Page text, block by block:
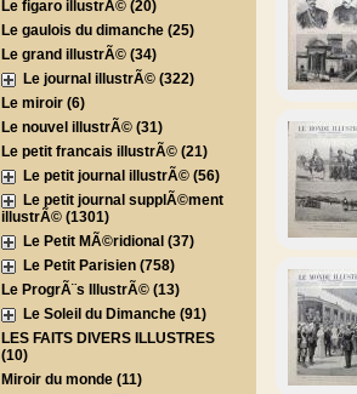
Le figaro illustrÃ© (20)
Le gaulois du dimanche (25)
Le grand illustrÃ© (34)
Le journal illustrÃ© (322)
Le miroir (6)
Le nouvel illustrÃ© (31)
Le petit francais illustrÃ© (21)
Le petit journal illustrÃ© (56)
Le petit journal supplÃ©ment
illustrÃ© (1301)
Le Petit MÃ©ridional (37)
Le Petit Parisien (758)
Le ProgrÃ¨s IllustrÃ© (13)
Le Soleil du Dimanche (91)
LES FAITS DIVERS ILLUSTRES
(10)
Miroir du monde (11)